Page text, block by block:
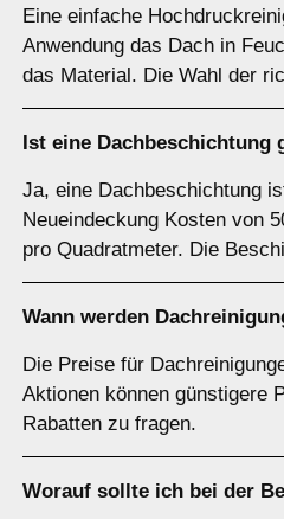
Eine einfache
Anwendung das Dach in
das Material. Die Wahl der
Ist eine Dachbeschichtung
Ja, eine Dachbeschichtung
Neueindeckung Kosten von
pro Quadratmeter. Die
Wann werden
Die Preise für
Aktionen können günstigere
Rabatten zu fragen.
Worauf sollte ich bei der